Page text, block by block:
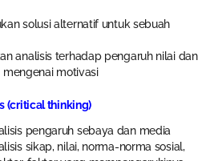
solusi alternatif untuk sebuah
analisis terhadap pengaruh nilai dan
motivasi
(critical thinking)
pengaruh sebaya dan media
sikap, nilai, norma-norma sosial,